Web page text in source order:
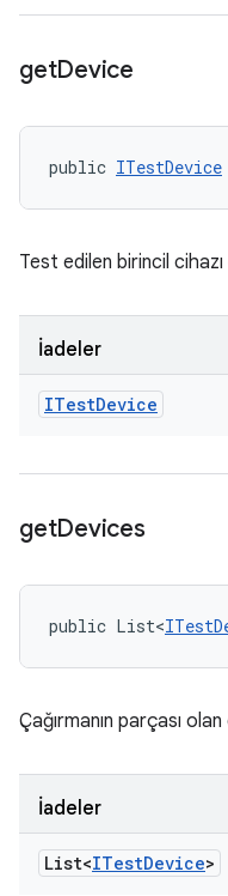
getDevice
public ITestDevice
Test edilen birincil
İadeler
ITestDevice
getDevices
public List<
Çağırmanın parçası
İadeler
List<ITestDevice>